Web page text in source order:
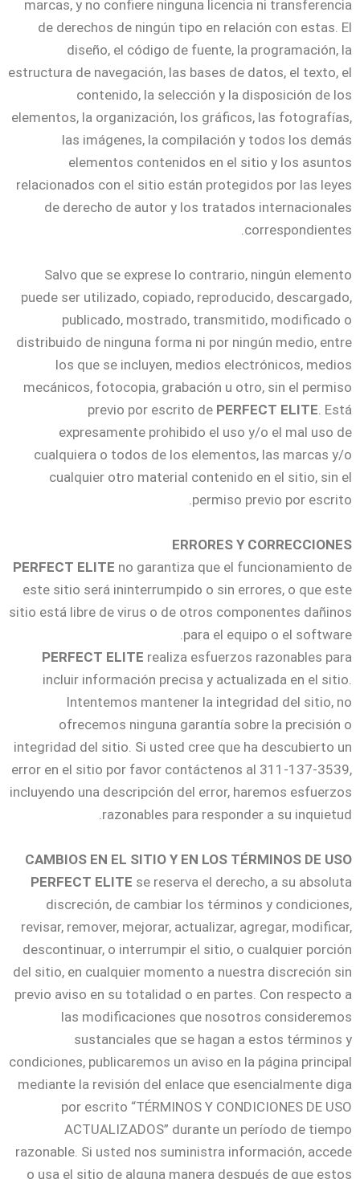
marcas, y no confiere ninguna licencia ni transferencia
de derechos de ningún tipo en relación con estas. El
diseño, el código de fuente, la programación, la
estructura de navegación, las bases de datos, el texto, el
contenido, la selección y la disposición de los
elementos, la organización, los gráficos, las fotografías,
las imágenes, la compilación y todos los demás
elementos contenidos en el sitio y los asuntos
relacionados con el sitio están protegidos por las leyes
de derecho de autor y los tratados internacionales
correspondientes.
Salvo que se exprese lo contrario, ningún elemento
puede ser utilizado, copiado, reproducido, descargado,
publicado, mostrado, transmitido, modificado o
distribuido de ninguna forma ni por ningún medio, entre
los que se incluyen, medios electrónicos, medios
mecánicos, fotocopia, grabación u otro, sin el permiso
previo por escrito de PERFECT ELITE . Está
expresamente prohibido el uso y/o el mal uso de
cualquiera o todos de los elementos, las marcas y/o
cualquier otro material contenido en el sitio, sin el
permiso previo por escrito.
ERRORES Y CORRECCIONES
PERFECT ELITE no garantiza que el funcionamiento de
este sitio será ininterrumpido o sin errores, o que este
sitio está libre de virus o de otros componentes dañinos
para el equipo o el software.
PERFECT ELITE realiza esfuerzos razonables para
incluir información precisa y actualizada en el sitio.
Intentemos mantener la integridad del sitio, no
ofrecemos ninguna garantía sobre la precisión o
integridad del sitio. Si usted cree que ha descubierto un
error en el sitio por favor contáctenos al 311-137-3539,
incluyendo una descripción del error, haremos esfuerzos
razonables para responder a su inquietud.
CAMBIOS EN EL SITIO Y EN LOS TÉRMINOS DE USO
PERFECT ELITE se reserva el derecho, a su absoluta
discreción, de cambiar los términos y condiciones,
revisar, remover, mejorar, actualizar, agregar, modificar,
descontinuar, o interrumpir el sitio, o cualquier porción
del sitio, en cualquier momento a nuestra discreción sin
previo aviso en su totalidad o en partes. Con respecto a
las modificaciones que nosotros consideremos
sustanciales que se hagan a estos términos y
condiciones, publicaremos un aviso en la página principal
mediante la revisión del enlace que esencialmente diga
por escrito “TÉRMINOS Y CONDICIONES DE USO
ACTUALIZADOS” durante un período de tiempo
razonable. Si usted nos suministra información, accede
o usa el sitio de alguna manera después de que estos